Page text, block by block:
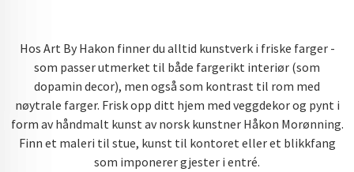
Hos Art By Hakon finner du alltid kunstverk i friske farger -
som passer utmerket til både fargerikt interiør (som
dopamin decor), men også som kontrast til rom med
nøytrale farger. Frisk opp ditt hjem med veggdekor og pynt i
form av håndmalt kunst av norsk kunstner Håkon Morønning.
Finn et maleri til stue, kunst til kontoret eller et blikkfang
som imponerer gjester i entré.